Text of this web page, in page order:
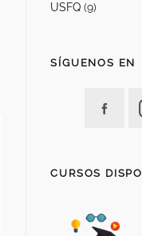
USFQ (9)
SÍGUENOS EN
CURSOS